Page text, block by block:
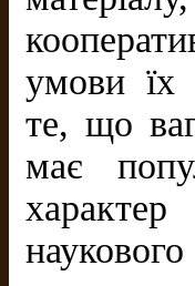
умови їх
те, що
має